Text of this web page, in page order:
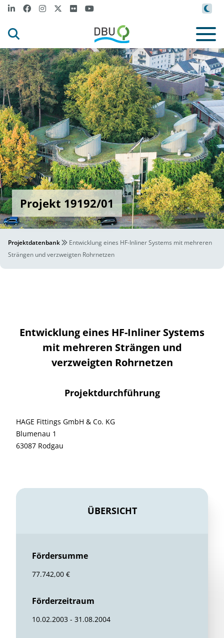
Projekt 19192/01
Projektdatenbank
Entwicklung eines HF-Inliner Systems mit mehreren
Strängen und verzweigten Rohrnetzen
Entwicklung eines HF-Inliner Systems
mit mehreren Strängen und
verzweigten Rohrnetzen
Projektdurchführung
HAGE Fittings GmbH & Co. KG
Blumenau 1
63087 Rodgau
ÜBERSICHT
Fördersumme
77.742,00 €
Förderzeitraum
10.02.2003 - 31.08.2004